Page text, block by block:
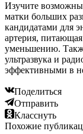
Изучите
матки больших
кандидатами для
артерия,
уменьшению.
ультразвука и
эффективными в
Поделиться
Отправить
Класснуть
Похожие